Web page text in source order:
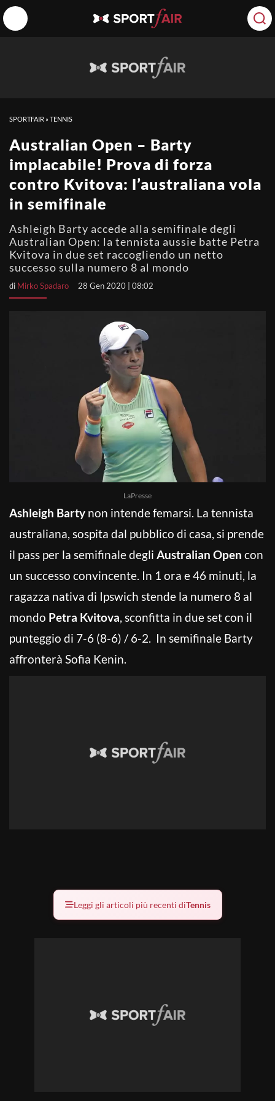
SPORTFAIR »TENNIS
Australian Open – Barty
implacabile! Prova di forza
contro Kvitova: l’australiana vola
in semifinale
Ashleigh Barty accede alla semifinale degli
Australian Open: la tennista aussie batte Petra
Kvitova in due set raccogliendo un netto
successo sulla numero 8 al mondo
di Mirko Spadaro 28 Gen 2020 | 08:02
LaPresse
Ashleigh Barty non intende femarsi. La tennista
australiana, sospita dal pubblico di casa, si prende
il pass per la semifinale degli Australian Open con
un successo convincente. In 1 ora e 46 minuti, la
ragazza nativa di Ipswich stende la numero 8 al
mondo Petra Kvitova, sconfitta in due set con il
punteggio di 7-6 (8-6) / 6-2. In semifinale Barty
affronterà Sofia Kenin.
Leggi gli articoli più recenti diTennis